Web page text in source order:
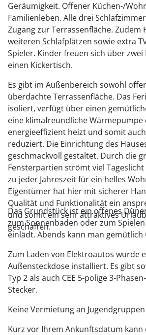
Geräumigkeit. Offener Küchen-/
Familienleben. Alle drei
Zugang zur Terrassenfläche. Zudem
weiteren Schlafplätzen sowie extra
Spieler. Kinder freuen sich über zwei
einen Kickertisch.
Es gibt im Außenbereich sowohl
überdachte Terrassenfläche. Das
isoliert, verfügt über einen
eine klimafreundliche Wärmepumpe
energieeffizient heizt und somit
reduziert. Die Einrichtung des
geschmackvoll gestaltet. Durch die
Fensterpartien strömt viel
zu jeder Jahreszeit für ein helles
Eigentümer hat hier mit sicherer
Qualität und Funktionalität ein
und somit ein sehr attraktives
geschaffen.
Das Grundstück ist ein offenes
zum Sonnenbaden oder zum
einlädt. Abends kann man gemütlich
Zum Laden von Elektroautos wurde
Außensteckdose installiert. Es gibt
Typ 2 als auch CEE 5-polige 3-
Stecker.
Keine Vermietung an
Kurz vor Ihrem Ankunftsdatum